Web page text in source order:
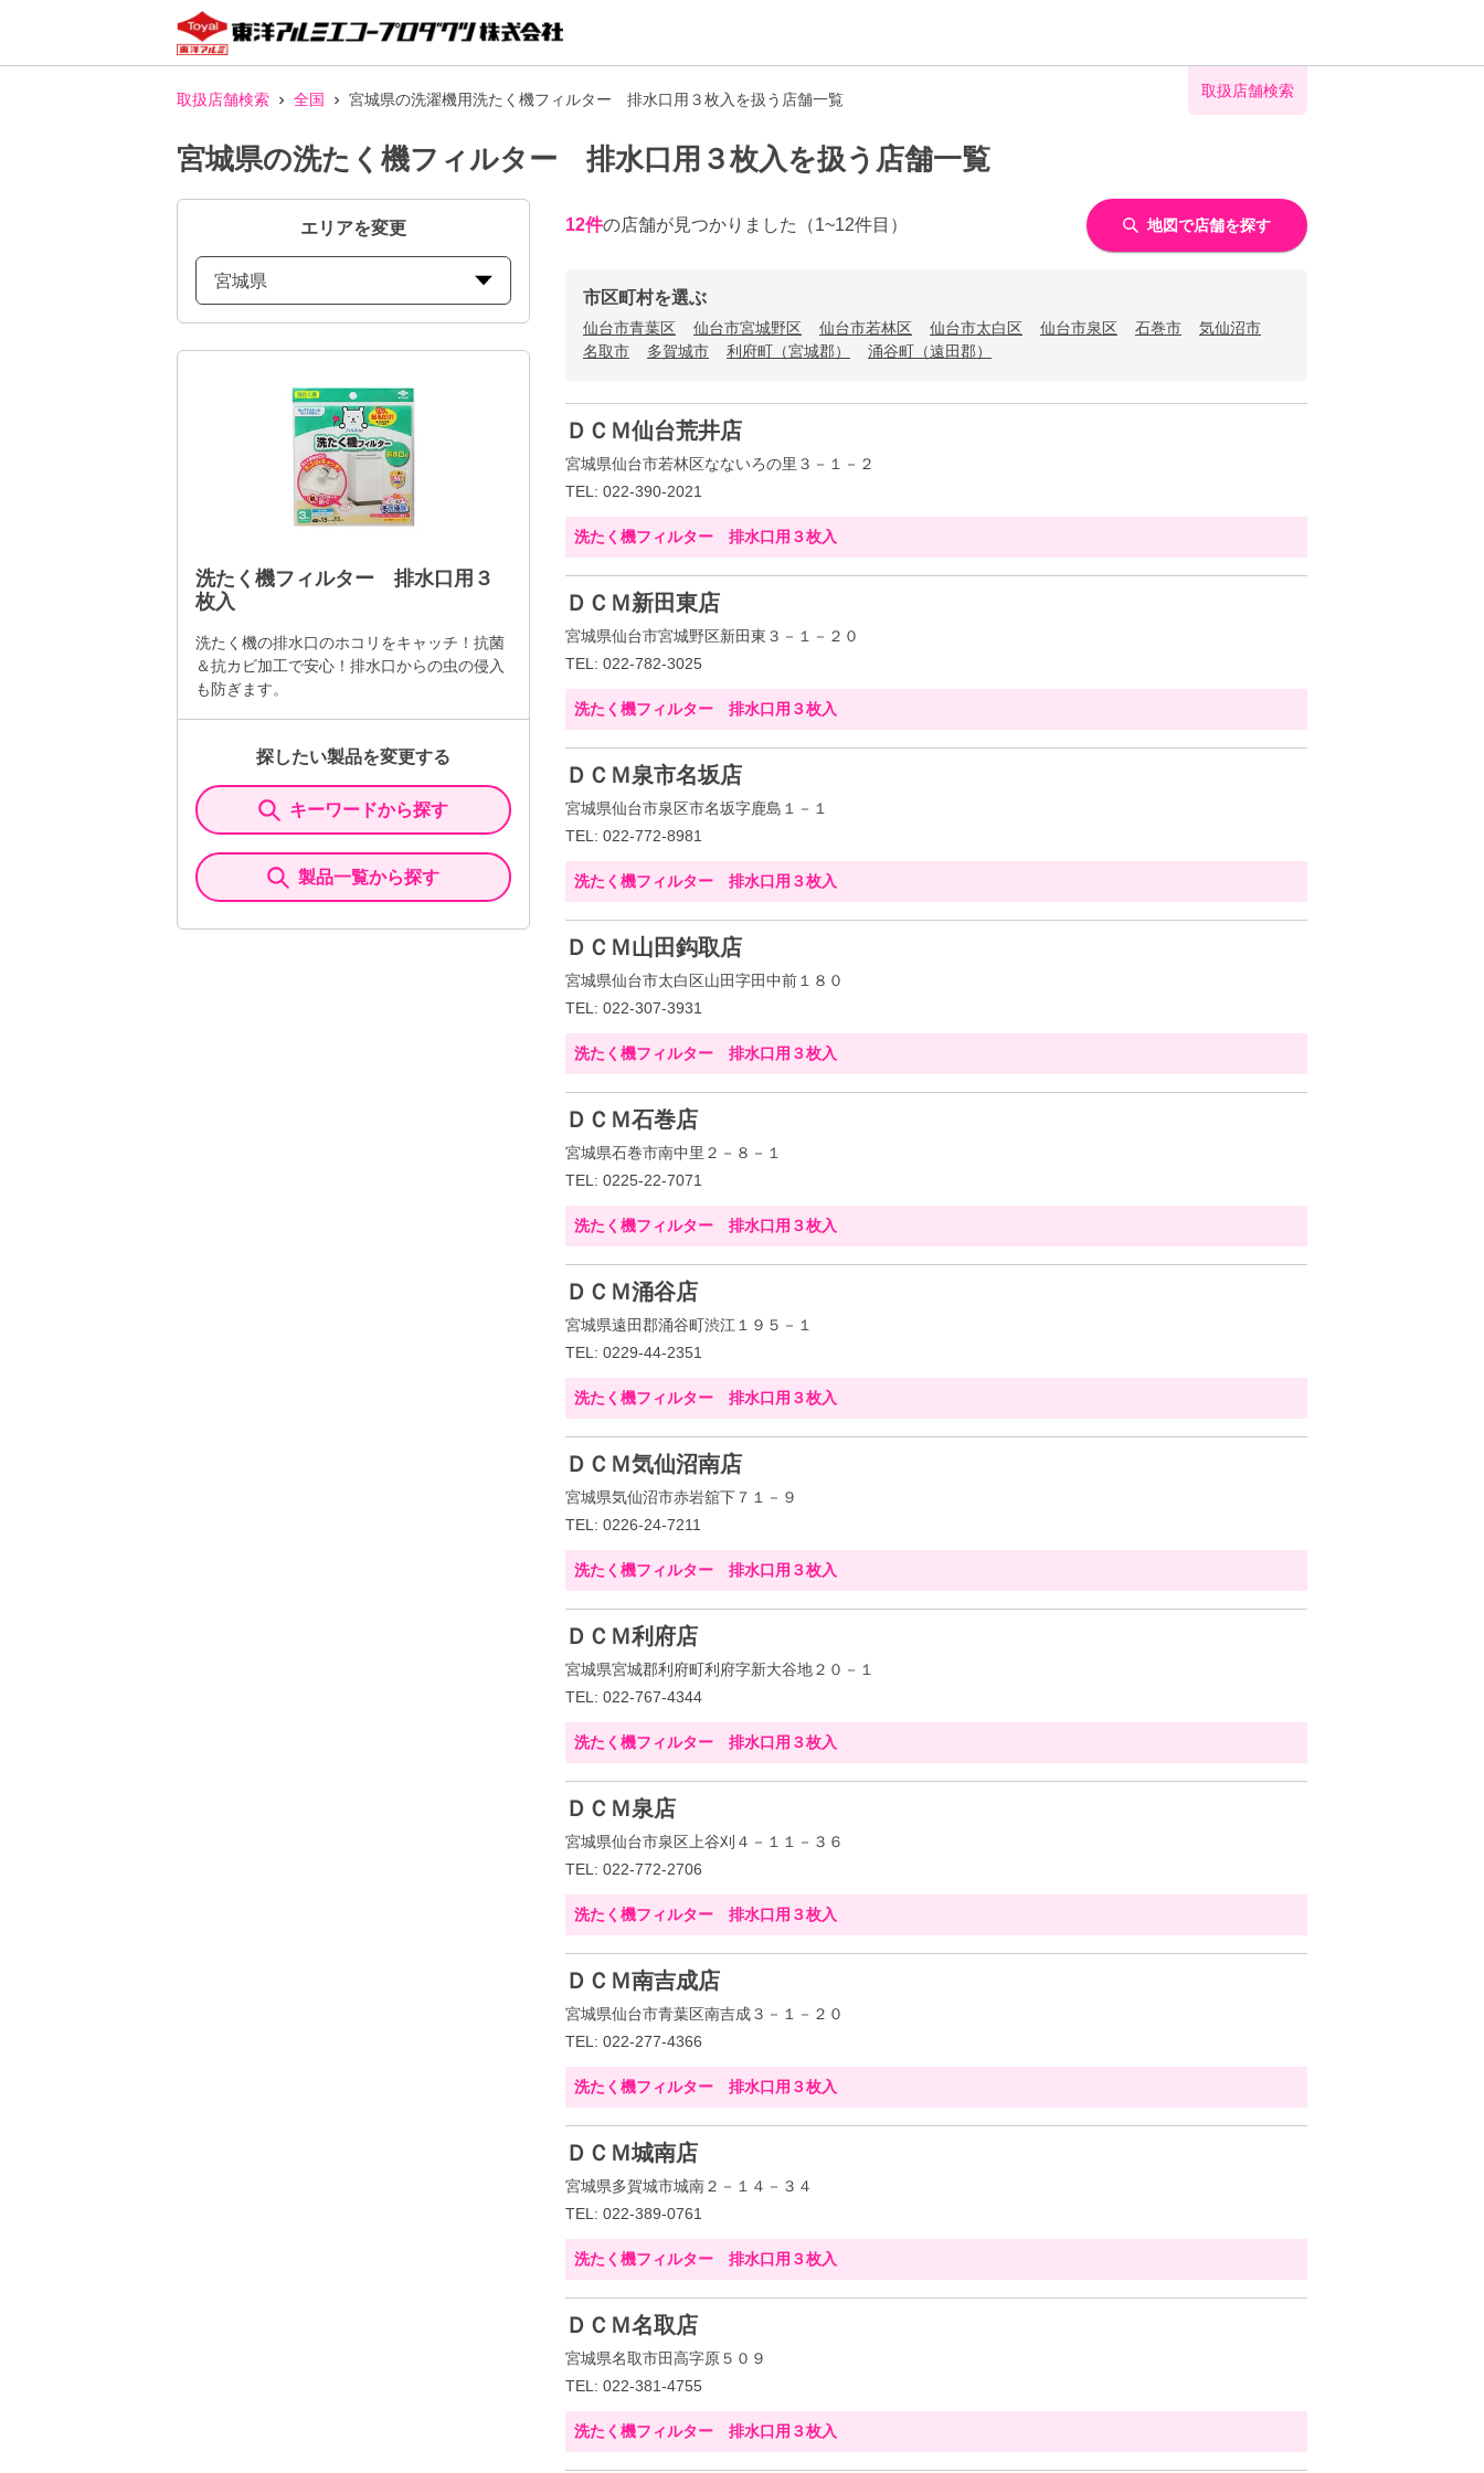
取扱店舗検索 全国 宮城県の洗濯機用洗たく機フィルター 排水口用３枚入を扱う店舗一覧 取扱店舗検索
宮城県の洗たく機フィルター 排水口用３枚入を扱う店舗一覧
エリアを変更
宮城県
洗たく機フィルター 排水口用３
枚入
洗たく機の排水口のホコリをキャッチ！抗菌
＆抗カビ加工で安心！排水口からの虫の侵入
も防ぎます。
探したい製品を変更する
キーワードから探す
製品一覧から探す
12件の店舗が見つかりました （1~12件目） 地図で店舗を探す
市区町村を選ぶ
仙台市青葉区 仙台市宮城野区 仙台市若林区 仙台市太白区 仙台市泉区 石巻市
気仙沼市
名取市
多賀城市 利府町（宮城郡） 涌谷町（遠田郡）
ＤＣＭ仙台荒井店
宮城県仙台市若林区なないろの里３－１－２
TEL: 022-390-2021
洗たく機フィルター 排水口用３枚入
ＤＣＭ新田東店
宮城県仙台市宮城野区新田東３－１－２０
TEL: 022-782-3025
洗たく機フィルター 排水口用３枚入
ＤＣＭ泉市名坂店
宮城県仙台市泉区市名坂字鹿島１－１
TEL: 022-772-8981
洗たく機フィルター 排水口用３枚入
ＤＣＭ山田鈎取店
宮城県仙台市太白区山田字田中前１８０
TEL: 022-307-3931
洗たく機フィルター 排水口用３枚入
ＤＣＭ石巻店
宮城県石巻市南中里２－８－１
TEL: 0225-22-7071
洗たく機フィルター 排水口用３枚入
ＤＣＭ涌谷店
宮城県遠田郡涌谷町渋江１９５－１
TEL: 0229-44-2351
洗たく機フィルター 排水口用３枚入
ＤＣＭ気仙沼南店
宮城県気仙沼市赤岩舘下７１－９
TEL: 0226-24-7211
洗たく機フィルター 排水口用３枚入
ＤＣＭ利府店
宮城県宮城郡利府町利府字新大谷地２０－１
TEL: 022-767-4344
洗たく機フィルター 排水口用３枚入
ＤＣＭ泉店
宮城県仙台市泉区上谷刈４－１１－３６
TEL: 022-772-2706
洗たく機フィルター 排水口用３枚入
ＤＣＭ南吉成店
宮城県仙台市青葉区南吉成３－１－２０
TEL: 022-277-4366
洗たく機フィルター 排水口用３枚入
ＤＣＭ城南店
宮城県多賀城市城南２－１４－３４
TEL: 022-389-0761
洗たく機フィルター 排水口用３枚入
ＤＣＭ名取店
宮城県名取市田高字原５０９
TEL: 022-381-4755
洗たく機フィルター 排水口用３枚入